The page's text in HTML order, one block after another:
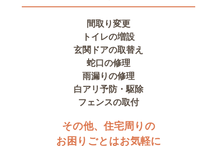
間取り変更
トイレの増設
玄関ドアの取替え
蛇口の修理
雨漏りの修理
白アリ予防・駆除
フェンスの取付
その他、住宅周りの
お困りごとはお気軽に